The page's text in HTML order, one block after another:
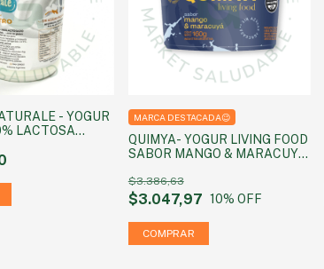
- YOGUR
LACTOSA
QUIMYA- YOGUR LIVING FOOD
SABOR MANGO & MARACUYÁ
$3.047,97
$3.386,63
10% OFF
MARCA DESTACADA😉